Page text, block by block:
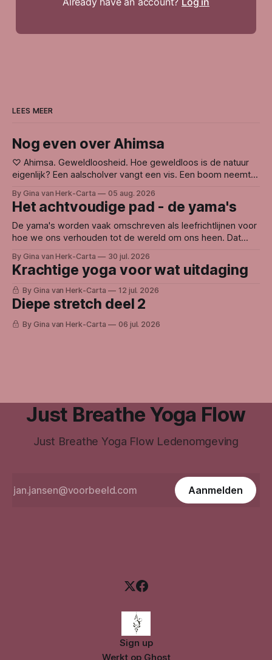
LEES MEER
Nog even over Ahimsa
♡ Ahimsa. Geweldloosheid. Hoe geweldloos is de natuur
eigenlijk? Een aalscholver vangt een vis. Een boom neemt
En toch voelt de natuur voor mij niet gewelddadig. Waarom?
Misschien omdat de natuur niet handelt vanuit haat, wraak
of ego. Ze doet
By Gina van Herk-Carta 05 aug. 2026
Het achtvoudige pad - de yama's
De yama's worden vaak omschreven als leefrichtlijnen voor
hoe we ons verhouden tot de wereld om ons heen. Dat
hoe we zouden moeten leven? Voor mij gaat het niet over
regels, maar over oorzaak en gevolg. Binnen de
yogafilosofie wordt
By Gina van Herk-Carta 30 jul. 2026
Krachtige yoga voor wat uitdaging
By Gina van Herk-Carta 12 jul. 2026
Diepe stretch deel 2
By Gina van Herk-Carta 06 jul. 2026
Just Breathe Yoga Flow
Just Breathe Yoga Flow Ledenomgeving
Aanmelden
Sign up
Werkt op Ghost